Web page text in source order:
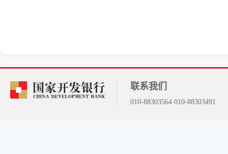
联系我们
010-88303564 010-88303491